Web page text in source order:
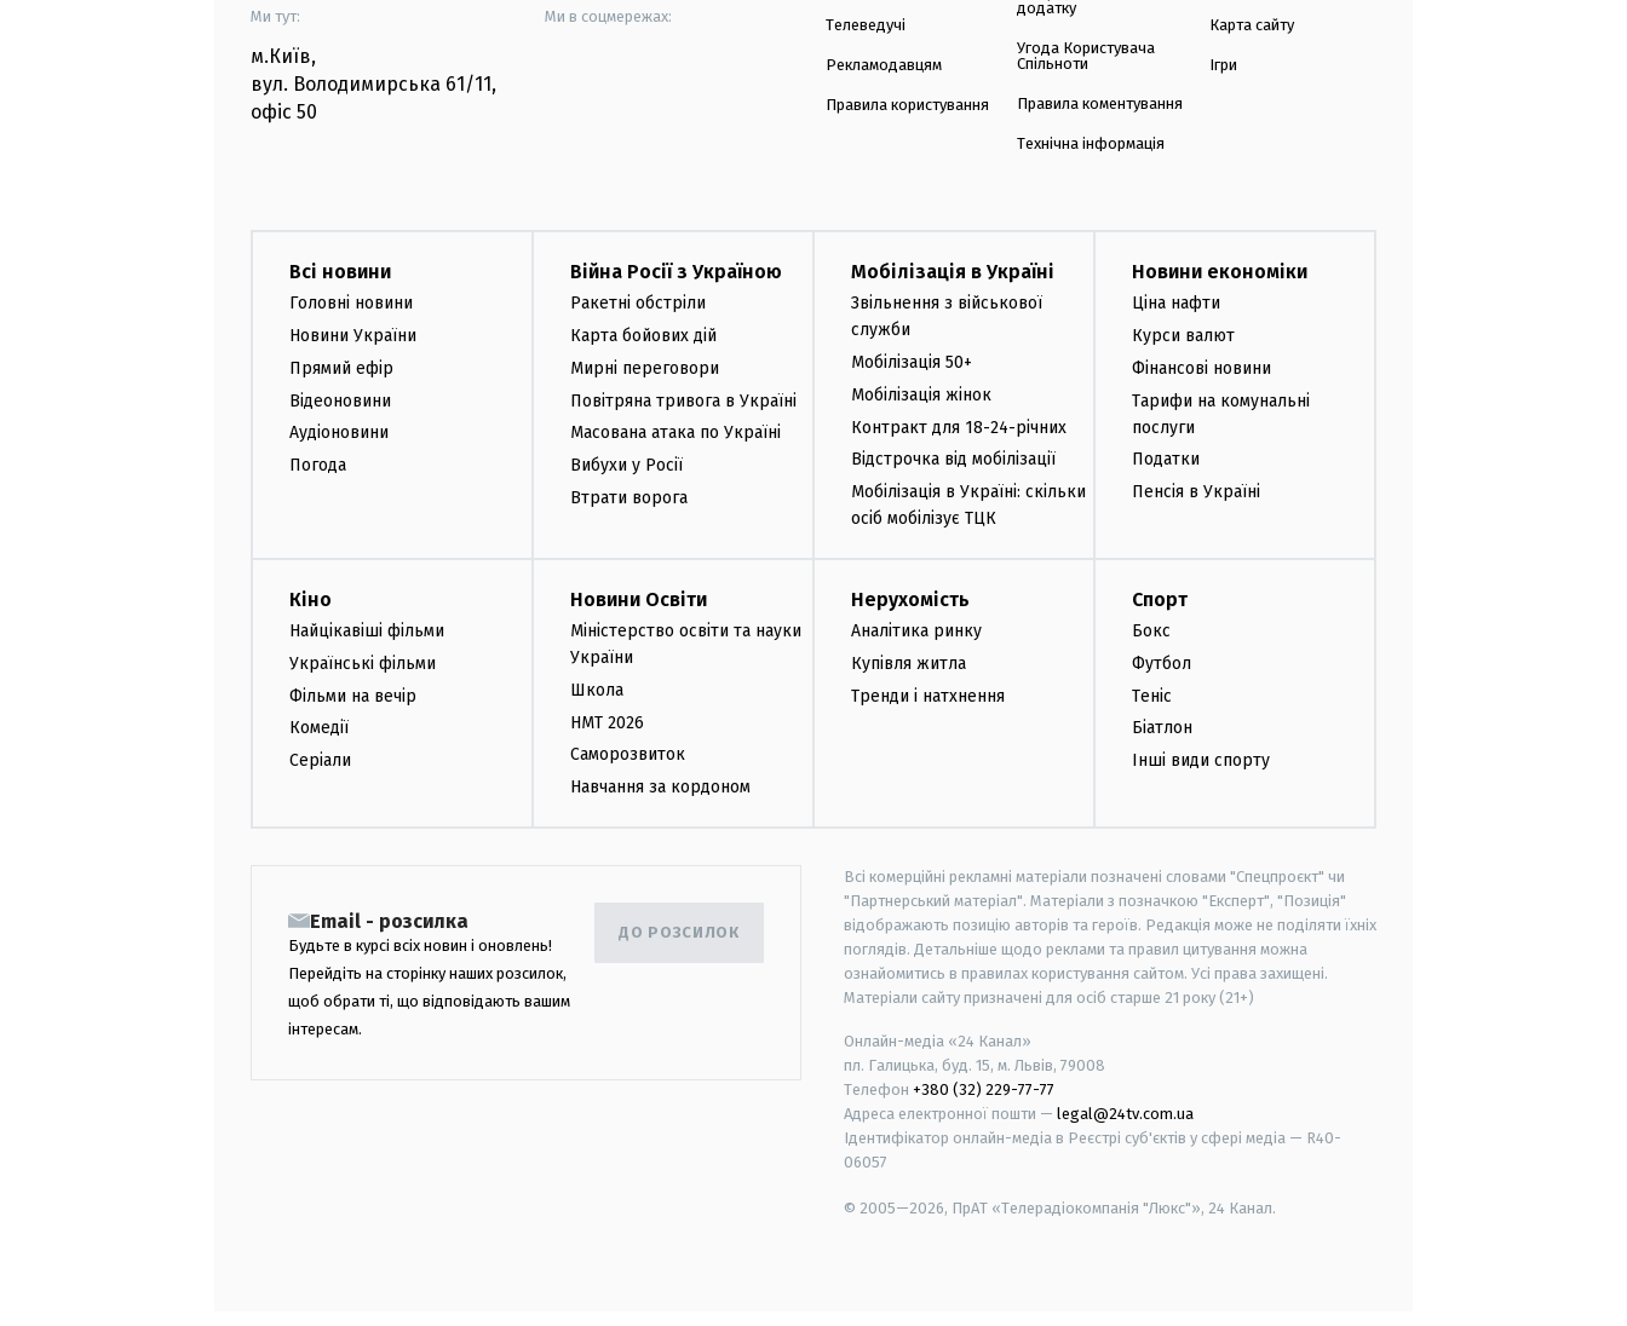
Ми тут:
м.Київ,
вул. Володимирська 61/11,
офіс 50
Ми в соцмережах: Телеведучі
Рекламодавцям
Правила користування
додатку
Угода Користувача
Спільноти
Правила коментування
Технічна інформація
Карта сайту
Ігри
Всі новини
Головні новини
Новини України
Прямий ефір
Відеоновини
Аудіоновини
Погода
Війна Росії з Україною
Ракетні обстріли
Карта бойових дій
Мирні переговори
Повітряна тривога в Україні
Масована атака по Україні
Вибухи у Росії
Втрати ворога
Мобілізація в Україні
Звільнення з військової
служби
Мобілізація 50+
Мобілізація жінок
Контракт для 18-24-річних
Відстрочка від мобілізації
Мобілізація в Україні: скільки
осіб мобілізує ТЦК
Новини економіки
Ціна нафти
Курси валют
Фінансові новини
Тарифи на комунальні
послуги
Податки
Пенсія в Україні
Кіно
Найцікавіші фільми
Українські фільми
Фільми на вечір
Комедії
Серіали
Новини Освіти
Міністерство освіти та науки
України
Школа
НМТ 2026
Саморозвиток
Навчання за кордоном
Нерухомість
Аналітика ринку
Купівля житла
Тренди і натхнення
Спорт
Бокс
Футбол
Теніс
Біатлон
Інші види спорту
Email - розсилка
Будьте в курсі всіх новин і оновлень!
Перейдіть на сторінку наших розсилок,
щоб обрати ті, що відповідають вашим
інтересам.
ДО РОЗСИЛОК
Всі комерційні рекламні матеріали позначені словами "Спецпроєкт" чи
"Партнерський матеріал". Матеріали з позначкою "Експерт", "Позиція"
відображають позицію авторів та героїв. Редакція може не поділяти їхніх
поглядів. Детальніше щодо реклами та правил цитування можна
ознайомитись в правилах користування сайтом. Усі права захищені.
Матеріали сайту призначені для осіб старше 21 року (21+)
Онлайн-медіа «24 Канал»
пл. Галицька, буд. 15, м. Львів, 79008
Телефон +380 (32) 229-77-77
Адреса електронної пошти — legal@24tv.com.ua
Ідентифікатор онлайн-медіа в Реєстрі суб'єктів у сфері медіа — R40-
06057
© 2005—2026, ПрАТ «Телерадіокомпанія "Люкс"», 24 Канал.